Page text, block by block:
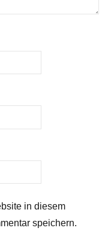
in diesem
speichern.